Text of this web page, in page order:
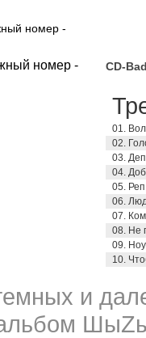
номер -
CD-
01.
02.
03.
04.
05. Реп
06.
07.
08. Не
09. Ноу
10.
и